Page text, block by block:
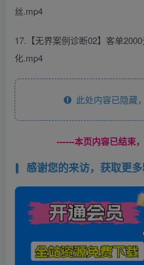
丝.mp4
17.【无界案例诊断02】客单
化.mp4
此处内容已隐藏
------本页内容已结束
感谢您的来访，获取更